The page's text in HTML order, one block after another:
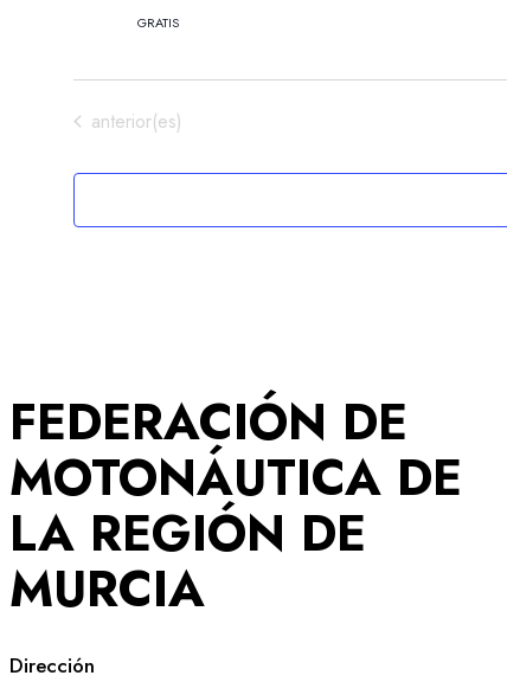
GRATIS
Eventos
anterior(es)
FEDERACIÓN DE
MOTONÁUTICA DE
LA REGIÓN DE
MURCIA
Dirección